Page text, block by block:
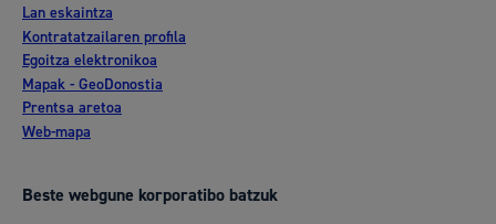
Lan eskaintza
Kontratatzailaren profila
Egoitza elektronikoa
Mapak - GeoDonostia
Prentsa aretoa
Web-mapa
Beste webgune korporatibo batzuk